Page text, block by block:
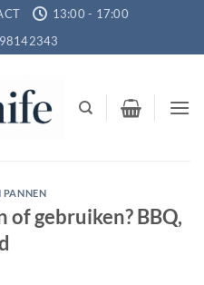
13:00 - 17:00
PANNEN
of gebruiken? BBQ,